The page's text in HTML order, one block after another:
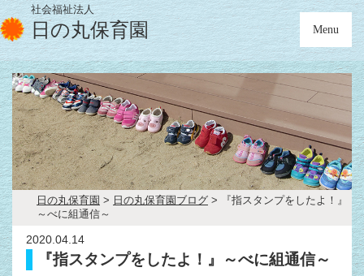
社会福祉法人
日の丸保育園 Menu
日の丸保育園 > 日の丸保育園ブログ >
『指スタンプをしたよ！』
～べに組通信～
2020.04.14
『指スタンプをしたよ！』～べに組通信～